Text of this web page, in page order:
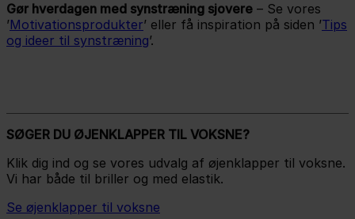
Gør hverdagen med synstræning sjovere – Se vores
’Motivationsprodukter’ eller få inspiration på siden ’Tips
og ideer til synstræning’.
SØGER DU ØJENKLAPPER TIL VOKSNE?
Klik dig ind og se vores udvalg af øjenklapper til voksne.
Vi har både til briller og med elastik.
Se øjenklapper til voksne